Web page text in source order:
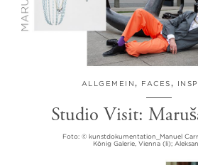
ALLGEMEIN, FACES,
Studio Visit:
Foto: © kunstdokumentation_Manuel
König Galerie, Vienna (li);